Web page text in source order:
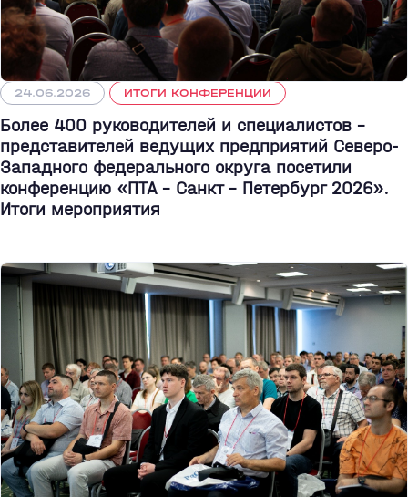
24.06.2026 ИТОГИ КОНФЕРЕНЦИИ
Более 400 руководителей и специалистов –
представителей ведущих предприятий Северо-
Западного федерального округа посетили
конференцию «ПТА – Санкт - Петербург 2026».
Итоги мероприятия